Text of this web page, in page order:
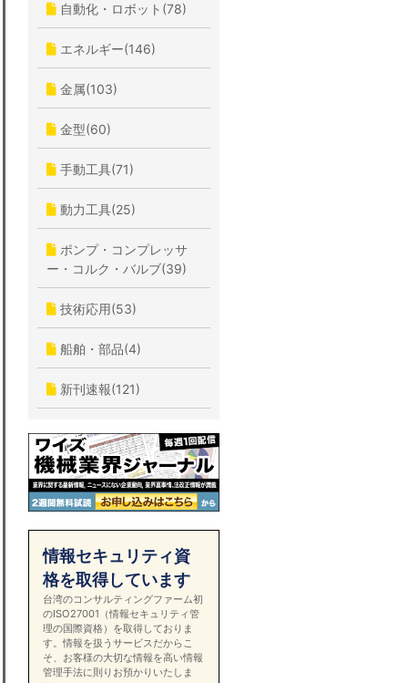
自動化・ロボット(78)
エネルギー(146)
金属(103)
金型(60)
手動工具(71)
動力工具(25)
ポンプ・コンプレッサ
ー・コルク・バルブ(39)
技術応用(53)
船舶・部品(4)
新刊速報(121)
情報セキュリティ資
格を取得しています
台湾のコンサルティングファーム初
のISO27001（情報セキュリティ管
理の国際資格）を取得しておりま
す。情報を扱うサービスだからこ
そ、お客様の大切な情報を高い情報
管理手法に則りお預かりいたしま